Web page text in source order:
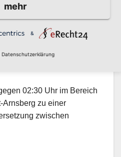
in
02:30 Uhr im Bereich
Arnsberg zu einer
zwischen
mehr
&
Datenschutzerklärung